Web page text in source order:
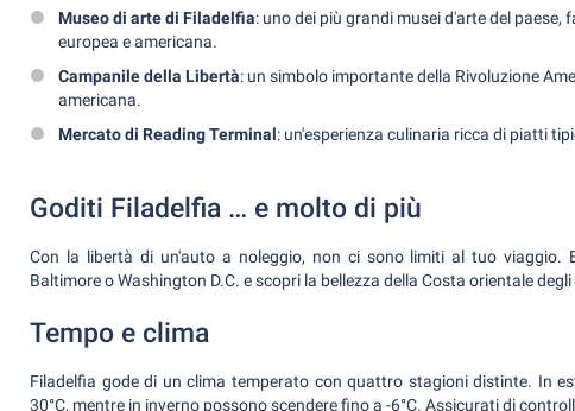
Museo di arte di Filadelfia: uno dei più grandi musei d'arte del paese,
europea e americana.
Campanile della Libertà: un simbolo importante della Rivoluzione
americana.
Mercato di Reading Terminal: un'esperienza culinaria ricca di piatti
Goditi Filadelfia … e molto di più
Con la libertà di un'auto a noleggio, non ci sono limiti al tuo viaggio.
Baltimore o Washington D.C. e scopri la bellezza della Costa orientale
Tempo e clima
Filadelfia gode di un clima temperato con quattro stagioni distinte. In
30°C, mentre in inverno possono scendere fino a -6°C. Assicurati di